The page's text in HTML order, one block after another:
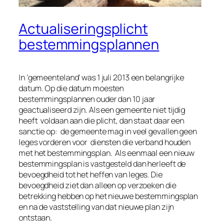
Actualiseringsplicht
bestemmingsplannen
In ‘gemeenteland’ was 1 juli 2013 een belangrijke
datum. Op die datum moesten
bestemmingsplannen ouder dan 10 jaar
geactualiseerd zijn. Als een gemeente niet tijdig
heeft voldaan aan die plicht, dan staat daar een
sanctie op: de gemeente mag in veel gevallen geen
leges vorderen voor diensten die verband houden
met het bestemmingsplan. Als eenmaal een nieuw
bestemmingsplan is vastgesteld dan herleeft de
bevoegdheid tot het heffen van leges. Die
bevoegdheid ziet dan alleen op verzoeken die
betrekking hebben op het nieuwe bestemmingsplan
en na de vaststelling van dat nieuwe plan zijn
ontstaan.